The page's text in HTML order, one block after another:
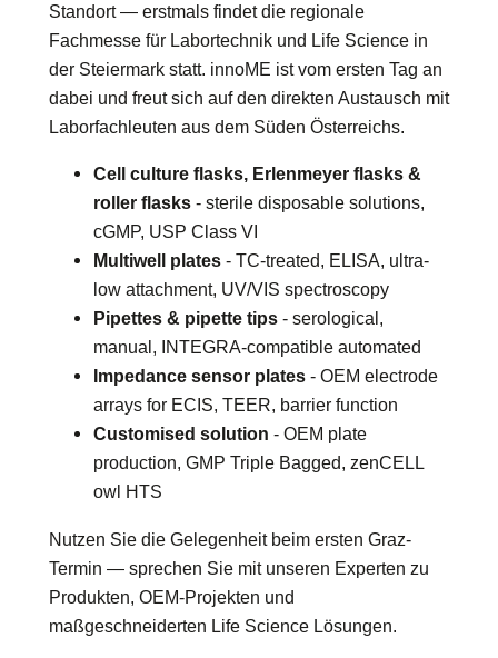
Standort — erstmals findet die regionale
Fachmesse für Labortechnik und Life Science in
der Steiermark statt. innoME ist vom ersten Tag an
dabei und freut sich auf den direkten Austausch mit
Laborfachleuten aus dem Süden Österreichs.
Cell culture flasks, Erlenmeyer flasks &
roller flasks - sterile disposable solutions,
cGMP, USP Class VI
Multiwell plates - TC-treated, ELISA, ultra-
low attachment, UV/VIS spectroscopy
Pipettes & pipette tips - serological,
manual, INTEGRA-compatible automated
Impedance sensor plates - OEM electrode
arrays for ECIS, TEER, barrier function
Customised solution - OEM plate
production, GMP Triple Bagged, zenCELL
owl HTS
Nutzen Sie die Gelegenheit beim ersten Graz-
Termin — sprechen Sie mit unseren Experten zu
Produkten, OEM-Projekten und
maßgeschneiderten Life Science Lösungen.